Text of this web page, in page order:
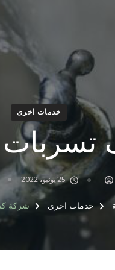
خدمات اخرى
25 يونيو، 2022
خدمات اخرى شركة